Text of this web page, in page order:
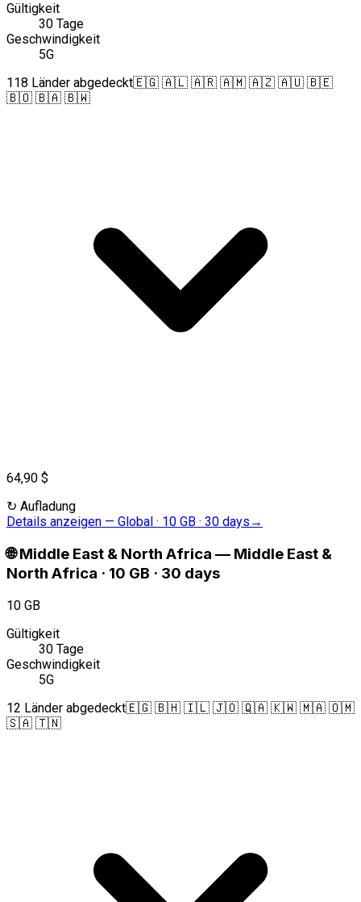
Gültigkeit
30 Tage
Geschwindigkeit
5G
118 Länder abgedeckt🇪🇬 🇦🇱 🇦🇷 🇦🇲 🇦🇿 🇦🇺 🇧🇪
🇧🇴 🇧🇦 🇧🇼
64,90 $
↻ Aufladung
Details anzeigen — Global · 10 GB · 30 days →
🌐 Middle East & North Africa — Middle East &
North Africa · 10 GB · 30 days
10 GB
Gültigkeit
30 Tage
Geschwindigkeit
5G
12 Länder abgedeckt🇪🇬 🇧🇭 🇮🇱 🇯🇴 🇶🇦 🇰🇼 🇲🇦 🇴🇲
🇸🇦 🇹🇳